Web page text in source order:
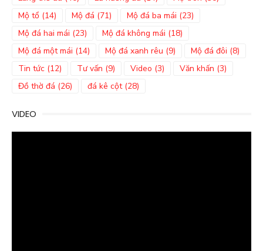
Mộ tổ (14) Mộ đá (71) Mộ đá ba mái (23)
Mộ đá hai mái (23) Mộ đá không mái (18)
Mộ đá một mái (14) Mộ đá xanh rêu (9) Mộ đá đôi (8)
Tin tức (12) Tư vấn (9) Video (3) Văn khấn (3)
Đồ thờ đá (26) đá kê cột(28)
VIDEO